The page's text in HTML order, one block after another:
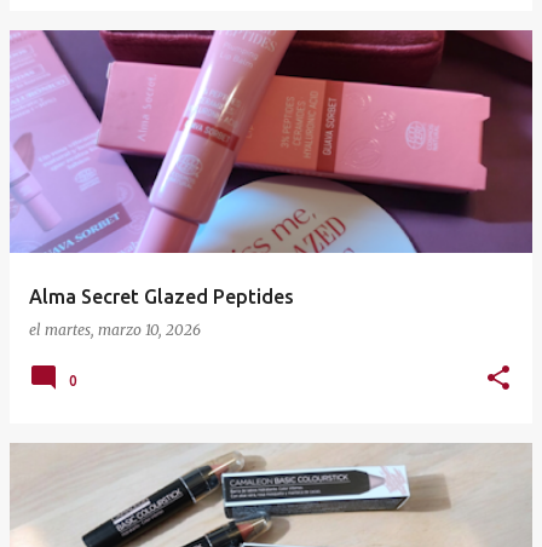
Alma Secret Glazed Peptides
el martes, marzo 10, 2026
0